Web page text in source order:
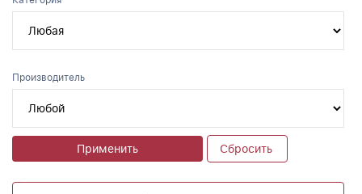
Производитель
Применить Сбросить